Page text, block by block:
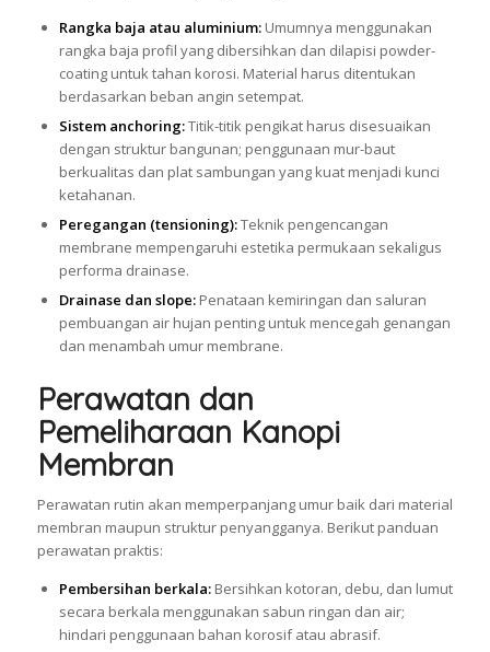
Rangka baja atau aluminium:Umumnya menggunakan
rangka baja profil yang dibersihkan dan dilapisi powder-
coating untuk tahan korosi. Material harus ditentukan
berdasarkan beban angin setempat.
Sistem anchoring:Titik-titik pengikat harus disesuaikan
dengan struktur bangunan; penggunaan mur-baut
berkualitas dan plat sambungan yang kuat menjadi kunci
ketahanan.
Peregangan (tensioning):Teknik pengencangan
membrane mempengaruhi estetika permukaan sekaligus
performa drainase.
Drainase dan slope:Penataan kemiringan dan saluran
pembuangan air hujan penting untuk mencegah genangan
dan menambah umur membrane.
Perawatan dan
Pemeliharaan Kanopi
Membran
Perawatan rutin akan memperpanjang umur baik dari material
membran maupun struktur penyangganya. Berikut panduan
perawatan praktis:
Pembersihan berkala:Bersihkan kotoran, debu, dan lumut
secara berkala menggunakan sabun ringan dan air;
hindari penggunaan bahan korosif atau abrasif.